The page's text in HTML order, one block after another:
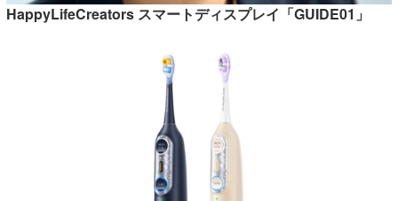
HappyLifeCreators スマートディスプレイ「GUIDE01」